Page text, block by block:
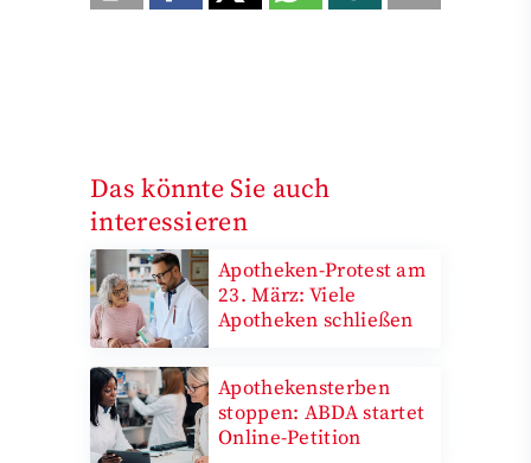
Das könnte Sie auch
interessieren
Apotheken-Protest am
23. März: Viele
Apotheken schließen
Apothekensterben
stoppen: ABDA startet
Online-Petition